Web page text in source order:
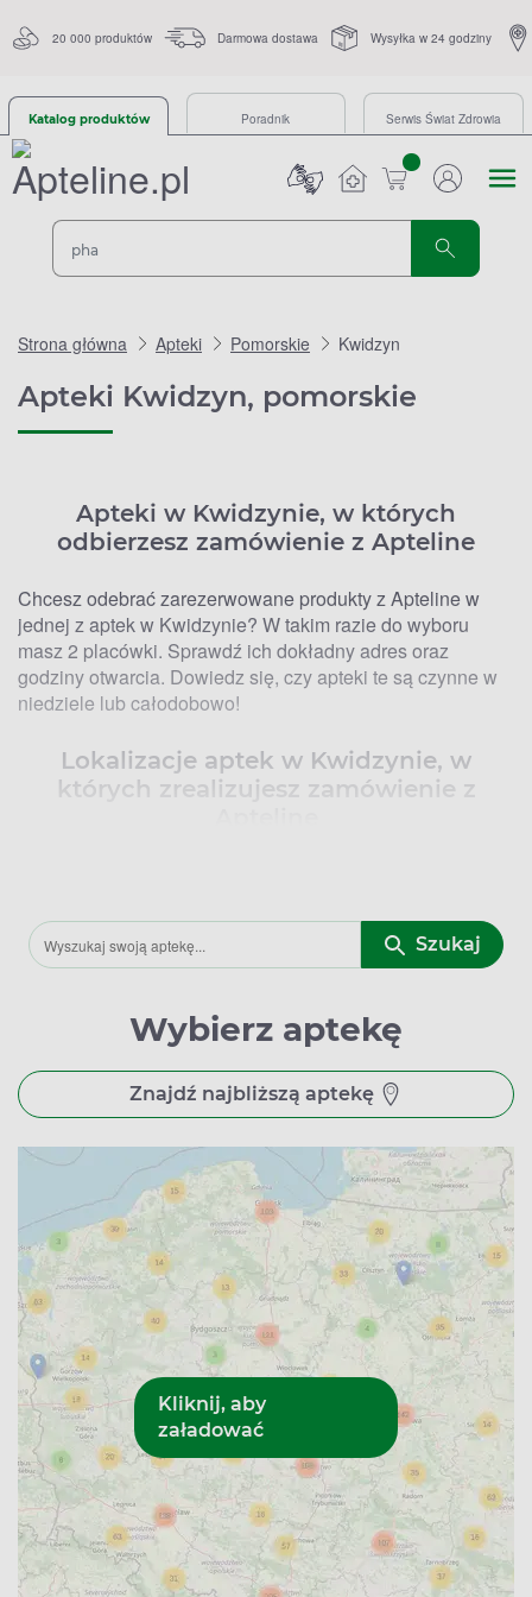
20 000 produktów Darmowa dostawa Wysyłka w 24 godziny
Katalog produktów Poradnik Serwis Świat Zdrowia
sztuk
Strona główna Apteki Pomorskie Kwidzyn
Apteki Kwidzyn, pomorskie
Apteki w Kwidzynie, w których
odbierzesz zamówienie z Apteline
Chcesz odebrać zarezerwowane produkty z Apteline w
jednej z aptek w Kwidzynie? W takim razie do wyboru
masz 2 placówki. Sprawdź ich dokładny adres oraz
godziny otwarcia. Dowiedz się, czy apteki te są czynne w
niedziele lub całodobowo!
Lokalizacje aptek w Kwidzynie, w
których zrealizujesz zamówienie z
Apteka Farmacja 24 – Braterstwa Narodów 52, 82-500
Kwidzyn
Wyboru konkretnej placówki dokonujesz na etapie
składania rezerwacji online. Twoje produkty są gotowe do
odebrania od momentu, gdy dostaniesz SMS z
potwierdzeniem. Od tej chwili masz 5 dni roboczych na
realizację swojej rezerwacji.
Pamiętaj o tym, że płatności dokonujesz dopiero na
miejscu, przy odbiorze zarezerwowanych produktów. Nie
martw się jednak o ceny – apteki są zobligowane do tego,
aby sprzedać produkty zgodnie z ceną widoczną podczas
ich rezerwacji. Dzięki temu masz pewność, że unikniesz
nieoczekiwanych kosztów!
Apteki w Kwidzynie – godziny otwarcia
Apteki w Kwidzynie, obsługujące realizację rezerwacji z
Apteline.pl, są czynne od poniedziałku do soboty w
różnych godzinach. Apteka Farmacja24, mieszcząca się
na ulicy Braterstwa Narodów 52, jest czynna od
poniedziałku do piątku w godzinach 8.00-19.00 oraz w
soboty – 8.00-12.00.
Szukaj
Wybierz aptekę
Znajdź najbliższą aptekę